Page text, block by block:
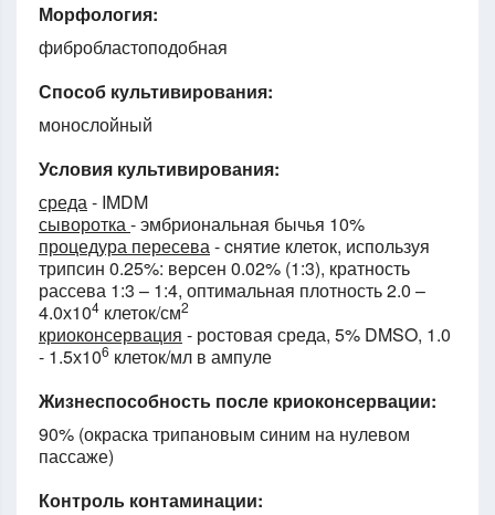
Морфология:
фибробластоподобная
Способ культивирования:
монослойный
Условия культивирования:
среда- IMDM
сыворотка- эмбриональная бычья 10%
процедура пересева- cнятие клеток, используя
трипсин 0.25%: версен 0.02% (1:3), кратность
рассева 1:3 – 1:4, оптимальная плотность 2.0 –
4.0х104 клеток/см2
криоконсервация - ростовая среда, 5% DMSO, 1.0
- 1.5х106 клеток/мл в ампуле
Жизнеспособность после криоконсервации:
90% (окраска трипановым синим на нулевом
пассаже)
Контроль контаминации: